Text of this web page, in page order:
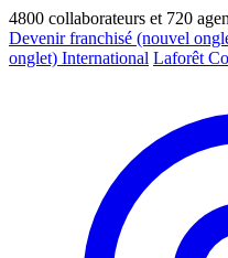
4800 collaborateurs et 720
Devenir franchisé (nouvel
onglet) International Laforêt